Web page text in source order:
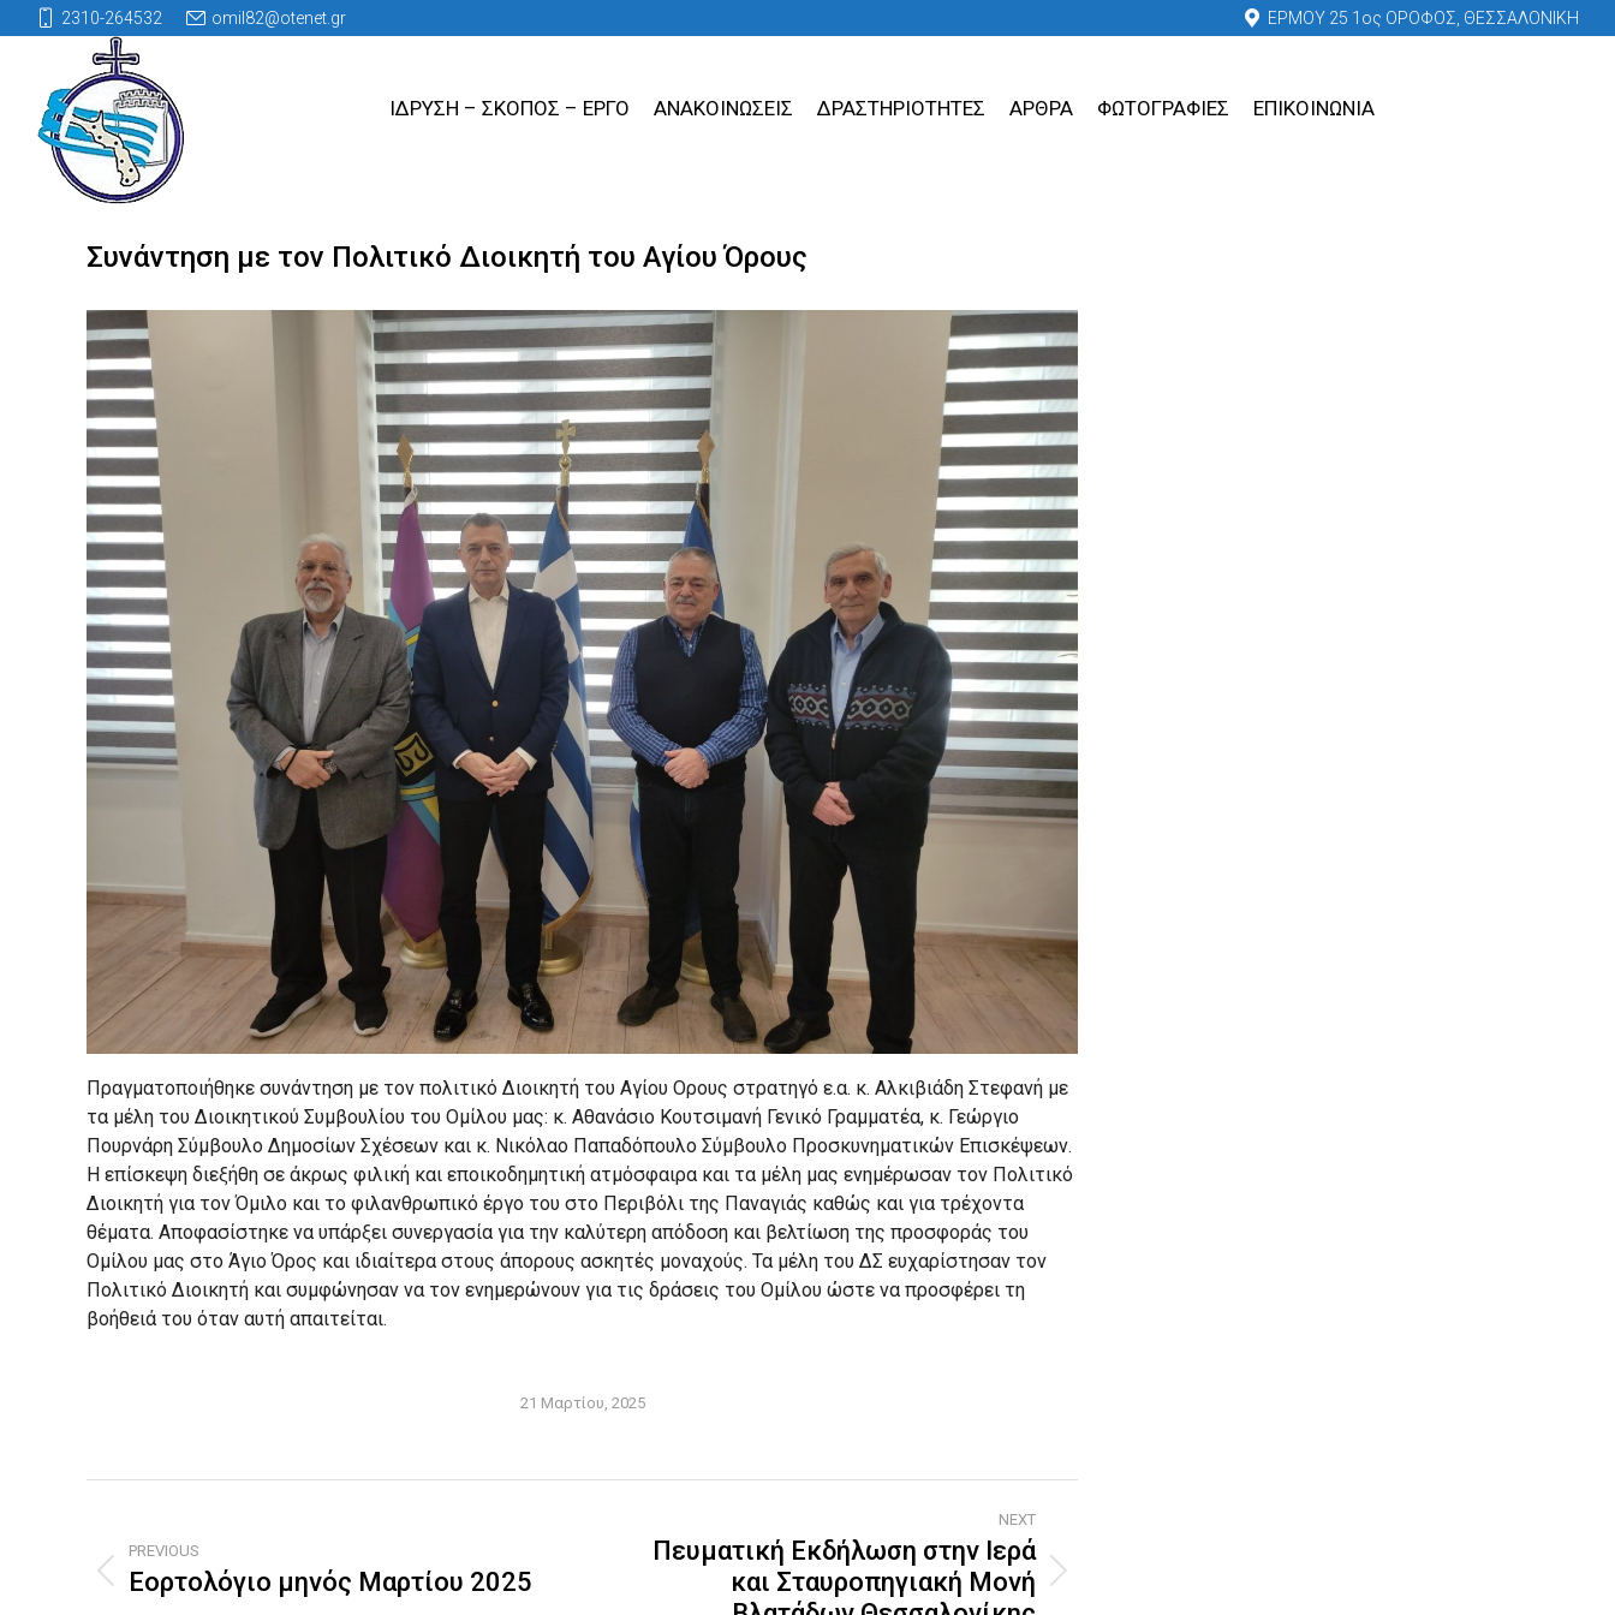
2310-264532 omil82@otenet.gr ΕΡΜΟΥ 25 1ος ΟΡΟΦΟΣ, ΘΕΣΣΑΛΟΝΙΚΗ
ΙΔΡΥΣΗ – ΣΚΟΠΟΣ – ΕΡΓΟ ΑΝΑΚΟΙΝΩΣΕΙΣ ΔΡΑΣΤΗΡΙΟΤΗΤΕΣ ΑΡΘΡΑ ΦΩΤΟΓΡΑΦΙΕΣ ΕΠΙΚΟΙΝΩΝΙΑ
Συνάντηση με τον Πολιτικό Διοικητή του Αγίου Όρους
Πραγματοποιήθηκε συνάντηση με τον πολιτικό Διοικητή του Αγίου Ορους στρατηγό ε.α. κ. Αλκιβιάδη Στεφανή με
τα μέλη του Διοικητικού Συμβουλίου του Ομίλου μας: κ. Αθανάσιο Κουτσιμανή Γενικό Γραμματέα, κ. Γεώργιο
Πουρνάρη Σύμβουλο Δημοσίων Σχέσεων και κ. Νικόλαο Παπαδόπουλο Σύμβουλο Προσκυνηματικών Επισκέψεων.
Η επίσκεψη διεξήθη σε άκρως φιλική και εποικοδημητική ατμόσφαιρα και τα μέλη μας ενημέρωσαν τον Πολιτικό
Διοικητή για τον Όμιλο και το φιλανθρωπικό έργο του στο Περιβόλι της Παναγιάς καθώς και για τρέχοντα
θέματα. Αποφασίστηκε να υπάρξει συνεργασία για την καλύτερη απόδοση και βελτίωση της προσφοράς του
Ομίλου μας στο Άγιο Όρος και ιδιαίτερα στους άπορους ασκητές μοναχούς. Τα μέλη του ΔΣ ευχαρίστησαν τον
Πολιτικό Διοικητή και συμφώνησαν να τον ενημερώνουν για τις δράσεις του Ομίλου ώστε να προσφέρει τη
βοήθειά του όταν αυτή απαιτείται.
21 Μαρτίου, 2025
navigation
PREVIOUS
Previous
Εορτολόγιο μηνός Μαρτίου 2025
NEXT
Πευματική Εκδήλωση στην Ιερά
και Σταυροπηγιακή Μονή